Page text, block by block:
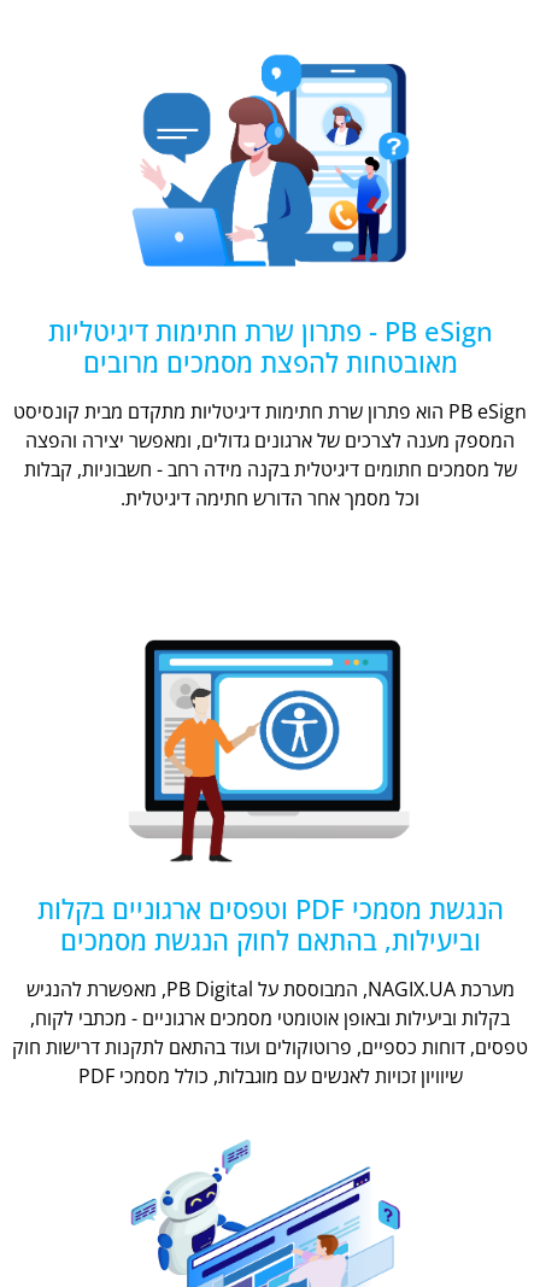
PB eSign - פתרון שרת חתימות דיגיטליות
מאובטחות להפצת מסמכים מרובים
PB eSign הוא פתרון שרת חתימות דיגיטליות מתקדם מבית קונסיסט
המספק מענה לצרכים של ארגונים גדולים, ומאפשר יצירה והפצה
של מסמכים חתומים דיגיטלית בקנה מידה רחב - חשבוניות, קבלות
וכל מסמך אחר הדורש חתימה דיגיטלית.
הנגשת מסמכי PDF וטפסים ארגוניים בקלות
וביעילות, בהתאם לחוק הנגשת מסמכים
מערכת NAGIX.UA, המבוססת על PB Digital, מאפשרת להנגיש
בקלות וביעילות ובאופן אוטומטי מסמכים ארגוניים - מכתבי לקוח,
טפסים, דוחות כספיים, פרוטוקולים ועוד בהתאם לתקנות דרישות חוק
שיוויון זכויות לאנשים עם מוגבלות, כולל מסמכי PDF